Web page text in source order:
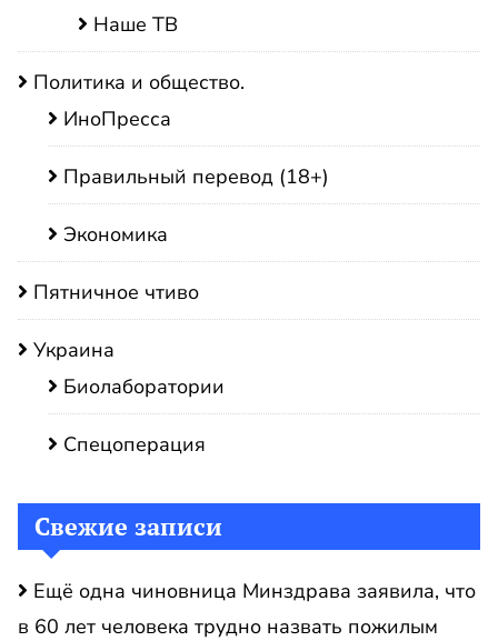
Наше ТВ
Политика и общество.
ИноПресса
Правильный перевод (18+)
Экономика
Пятничное чтиво
Украина
Биолаборатории
Спецоперация
Свежие записи
Ещё одна чиновница Минздрава заявила, что
в 60 лет человека трудно назвать пожилым